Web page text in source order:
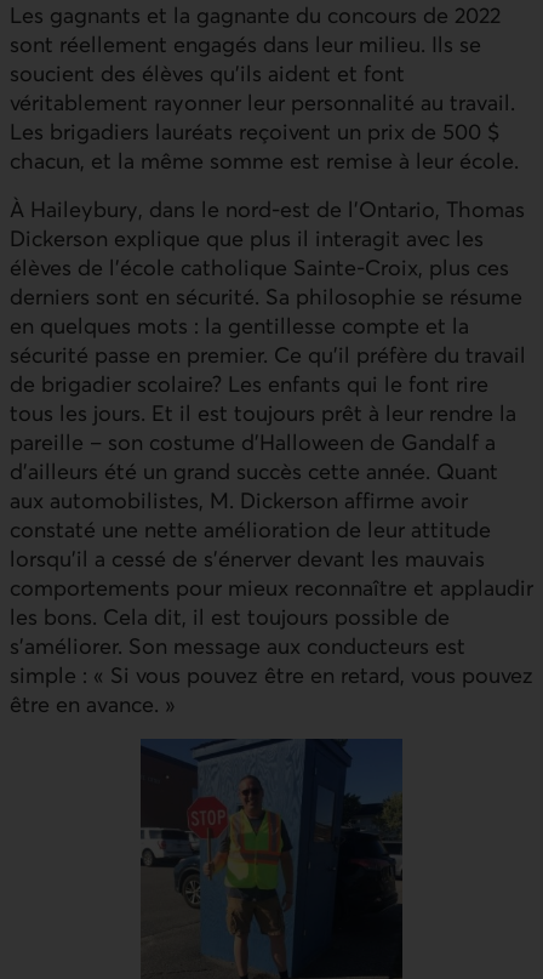
Les gagnants et la gagnante du concours de 2022
sont réellement engagés dans leur milieu. Ils se
soucient des élèves qu’ils aident et font
véritablement rayonner leur personnalité au travail.
Les brigadiers lauréats reçoivent un prix de 500 $
chacun, et la même somme est remise à leur école.
À Haileybury, dans le nord-est de l’Ontario, Thomas
Dickerson explique que plus il interagit avec les
élèves de l’école catholique Sainte-Croix, plus ces
derniers sont en sécurité. Sa philosophie se résume
en quelques mots : la gentillesse compte et la
sécurité passe en premier. Ce qu’il préfère du travail
de brigadier scolaire? Les enfants qui le font rire
tous les jours. Et il est toujours prêt à leur rendre la
pareille – son costume d’Halloween de Gandalf a
d’ailleurs été un grand succès cette année. Quant
aux automobilistes, M. Dickerson affirme avoir
constaté une nette amélioration de leur attitude
lorsqu’il a cessé de s’énerver devant les mauvais
comportements pour mieux reconnaître et applaudir
les bons. Cela dit, il est toujours possible de
s’améliorer. Son message aux conducteurs est
simple : « Si vous pouvez être en retard, vous pouvez
être en avance. »